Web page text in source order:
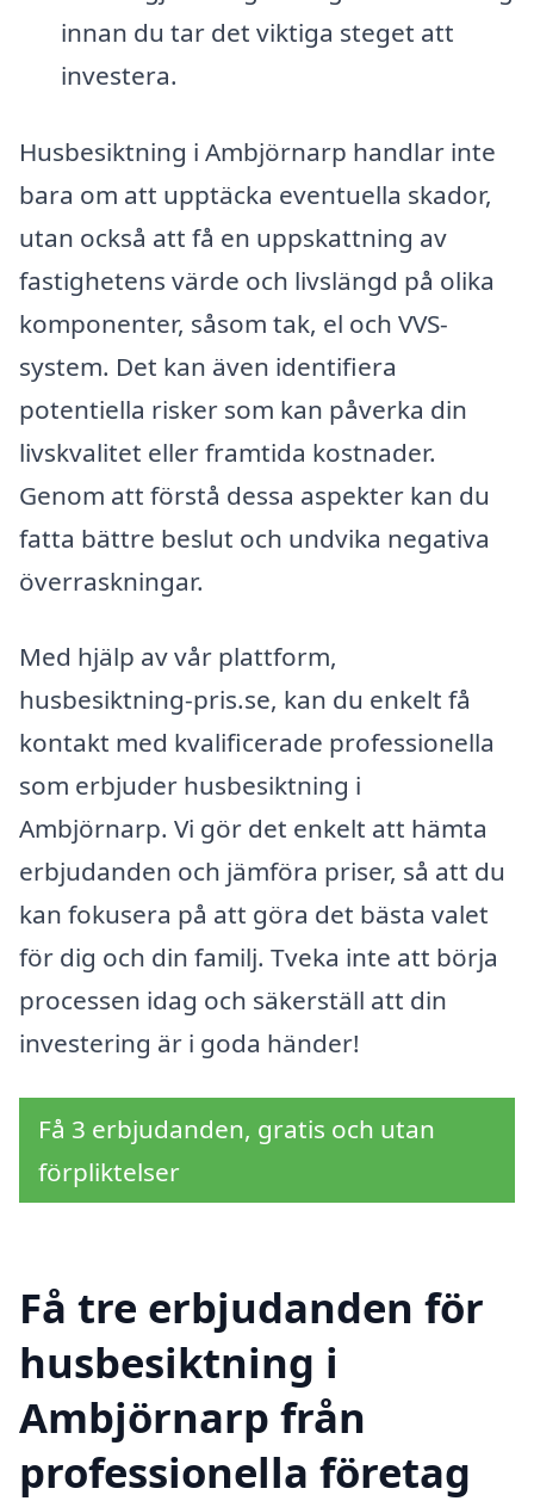
innan du tar det viktiga steget att
investera.
Husbesiktning i Ambjörnarp handlar inte
bara om att upptäcka eventuella skador,
utan också att få en uppskattning av
fastighetens värde och livslängd på olika
komponenter, såsom tak, el och VVS-
system. Det kan även identifiera
potentiella risker som kan påverka din
livskvalitet eller framtida kostnader.
Genom att förstå dessa aspekter kan du
fatta bättre beslut och undvika negativa
överraskningar.
Med hjälp av vår plattform,
husbesiktning-pris.se, kan du enkelt få
kontakt med kvalificerade professionella
som erbjuder husbesiktning i
Ambjörnarp. Vi gör det enkelt att hämta
erbjudanden och jämföra priser, så att du
kan fokusera på att göra det bästa valet
för dig och din familj. Tveka inte att börja
processen idag och säkerställ att din
investering är i goda händer!
Få 3 erbjudanden, gratis och utan
förpliktelser
Få tre erbjudanden för
husbesiktning i
Ambjörnarp från
professionella företag